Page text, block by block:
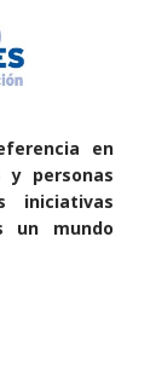
en
y personas
iniciativas
un mundo